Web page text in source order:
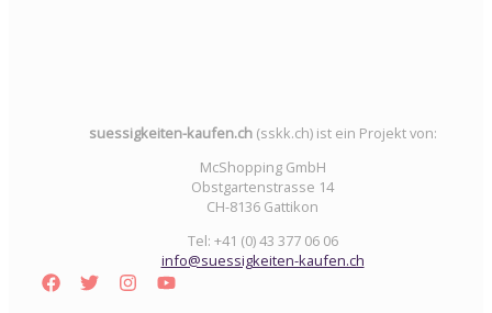
suessigkeiten-kaufen.ch(sskk.ch) ist ein Projekt von:
McShopping GmbH
Obstgartenstrasse 14
CH-8136 Gattikon
Tel: +41 (0) 43 377 06 06
info@suessigkeiten-kaufen.ch